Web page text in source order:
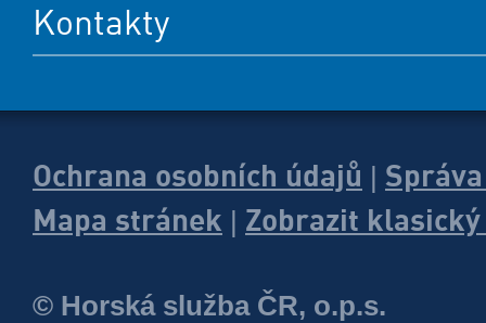
Kontakty
Ochrana osobních údajů
Mapa stránek
Zobrazit
© Horská služba ČR, o.p.s.